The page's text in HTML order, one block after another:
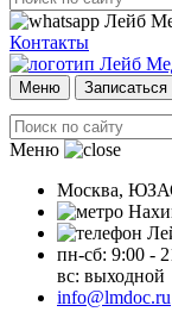
Контакты
Меню Записаться
Меню
Москва,
пн-сб: 9:00 -
вc: выходной
info@lmdoc.ru